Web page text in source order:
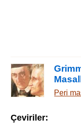
Peri
Çeviriler: